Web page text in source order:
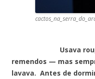
Usava roupas
remendos — mas
lavava. Antes de